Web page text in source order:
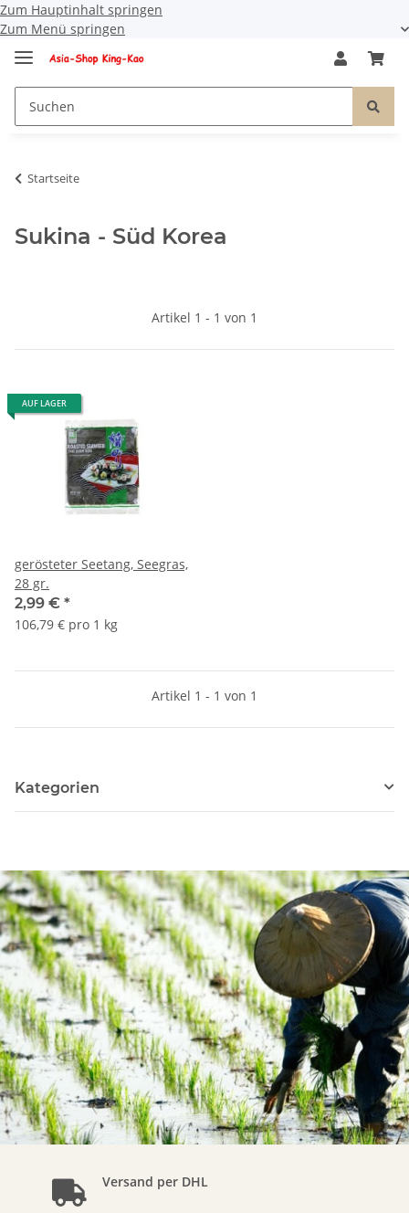
Zum Hauptinhalt springen
Zum Menü springen
Startseite
Sukina - Süd Korea
Artikel 1 - 1 von 1
AUF LAGER
gerösteter Seetang, Seegras,
28 gr.
2,99 € *
106,79 € pro 1 kg
Artikel 1 - 1 von 1
Kategorien
Versand per DHL